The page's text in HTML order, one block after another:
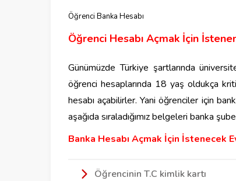
Öğrenci Banka Hesabı
Öğrenci Hesabı Açmak İçin
Günümüzde Türkiye şartlarında
öğrenci hesaplarında 18 yaş oldukça
hesabı açabilirler. Yani öğrenciler için
aşağıda sıraladığımız belgeleri banka
Banka Hesabı Açmak İçin İstenecek
Öğrencinin T.C kimlik kartı